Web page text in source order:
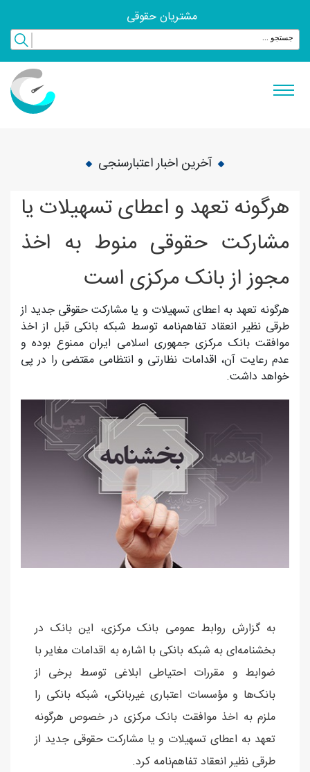
مشتریان حقوقی
آخرین اخبار اعتبارسنجی
هرگونه تعهد و اعطای تسهیلات یا
مشارکت حقوقی منوط به اخذ
مجوز از بانک مرکزی است
هرگونه تعهد به اعطای تسهیلات و یا مشارکت حقوقی جدید از
طرقی نظير انعقاد تفاهم‌نامه‌ توسط شبکه بانکی قبل از اخذ
موافقت بانک مرکزی جمهوری اسلامی ایران ممنوع بوده و
عدم رعایت آن، اقدامات نظارتی و انتظامی مقتضی را در پی
خواهد داشت.
به گزارش روابط عمومی بانک مرکزی، این بانک در
بخشنامه‌ای به شبکه بانکی با اشاره به اقدامات مغایر با
ضوابط و مقررات احتیاطی ابلاغی توسط برخی از
بانک‌ها و مؤسسات اعتباری غیربانکی، شبکه بانکی را
ملزم به اخذ موافقت بانک مرکزی در خصوص هرگونه
تعهد به اعطای تسهیلات و یا مشارکت حقوقی جدید از
طرقی نظير انعقاد تفاهم‌نامه‌ کرد.